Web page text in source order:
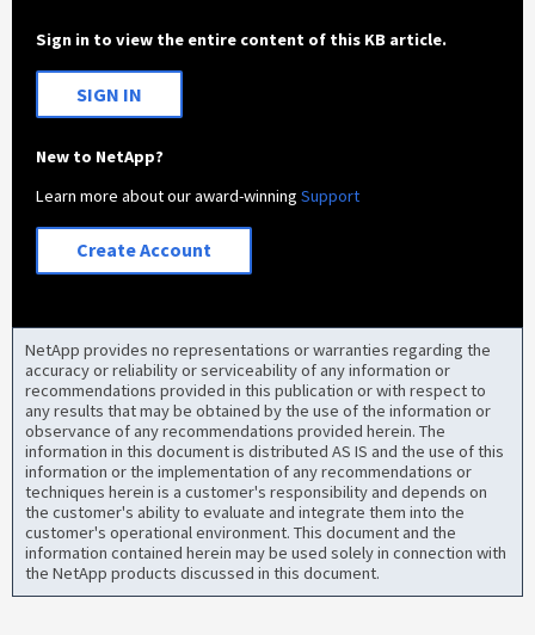
Sign in to view the entire content of this KB article.
SIGN IN
New to NetApp?
Learn more about our award-winningSupport
Create Account
NetApp provides no representations or warranties regarding the
accuracy or reliability or serviceability of any information or
recommendations provided in this publication or with respect to
any results that may be obtained by the use of the information or
observance of any recommendations provided herein. The
information in this document is distributed AS IS and the use of this
information or the implementation of any recommendations or
techniques herein is a customer's responsibility and depends on
the customer's ability to evaluate and integrate them into the
customer's operational environment. This document and the
information contained herein may be used solely in connection with
the NetApp products discussed in this document.